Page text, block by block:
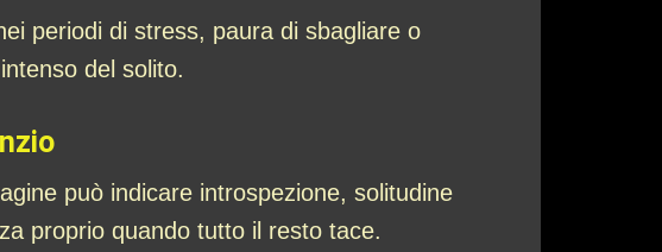
periodi di stress, paura di sbagliare o
del solito.
può indicare introspezione, solitudine
proprio quando tutto il resto tace.